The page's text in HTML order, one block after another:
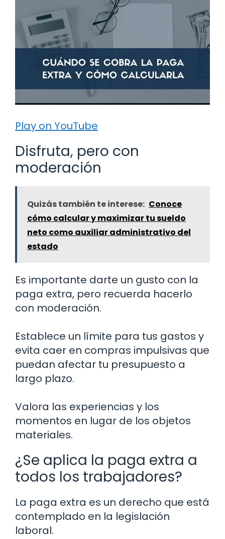
Play on YouTube
Disfruta, pero con
moderación
Quizás también te interese: Conoce
cómo calcular y maximizar tu sueldo
neto como auxiliar administrativo del
estado
Es importante darte un gusto con la
paga extra, pero recuerda hacerlo
con moderación.
Establece un límite para tus gastos y
evita caer en compras impulsivas que
puedan afectar tu presupuesto a
largo plazo.
Valora las experiencias y los
momentos en lugar de los objetos
materiales.
¿Se aplica la paga extra a
todos los trabajadores?
La paga extra es un derecho que está
contemplado en la legislación
laboral.